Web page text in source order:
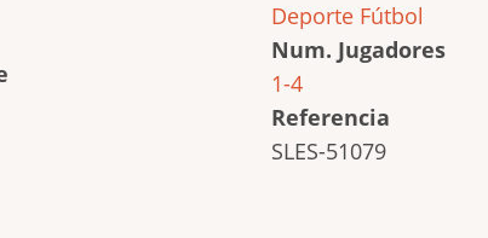
Deporte Fútbol
Num. Jugadores
1-4
Referencia
SLES-51079